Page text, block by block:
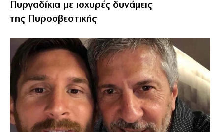
Πυργαδίκια με ισχυρές δυνάμεις
της Πυροσβεστικής